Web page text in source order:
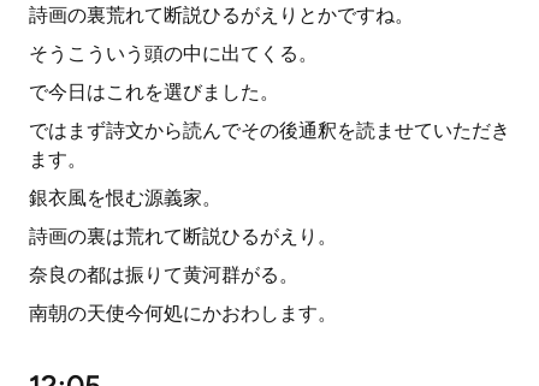
詩画の裏荒れて断説ひるがえりとかですね。
そうこういう頭の中に出てくる。
で今日はこれを選びました。
ではまず詩文から読んでその後通釈を読ませていただき
ます。
銀衣風を恨む源義家。
詩画の裏は荒れて断説ひるがえり。
奈良の都は振りて黄河群がる。
南朝の天使今何処にかおわします。